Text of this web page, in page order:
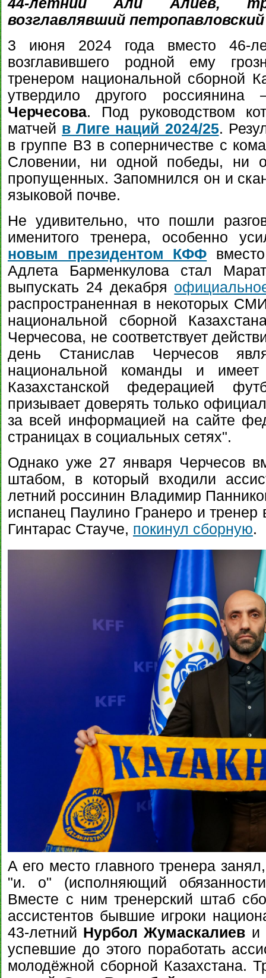
44-летний Али Алиев,
возглавлявший
3 июня 2024 года вместо 46-
возглавившего родной ему
тренером национальной сборной
утвердило другого
Черчесова. Под руководством
матчей в Лиге наций 2024/25.
в группе B3 в соперничестве с
Словении, ни одной победы, ни
пропущенных. Запомнился он и
языковой почве.
Не удивительно, что пошли
именитого тренера, особенно
новым президентом КФФ
Адлета Барменкулова стал
выпускать 24 декабря
распространенная в некоторых
национальной сборной
Черчесова, не соответствует
день Станислав Черчесов
национальной команды и
Казахстанской федерацией
призывает доверять только
за всей информацией на сайте
страницах в социальных сетях".
Однако уже 27 января Черчесов
штабом, в который входили
летний россинин Владимир
испанец Паулино Гранеро и тренер
Гинтарас Стауче, покинул сборную.
А его место главного тренера
"и. о" (исполняющий
Вместе с ним тренерский штаб
ассистентов бывшие игроки
43-летний Нурбол Жумаскалиев и
успевшие до этого поработать
молодёжной сборной Казахстана.